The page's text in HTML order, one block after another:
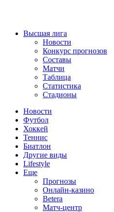
Высшая лига
Новости
Конкурс прогнозов
Составы
Матчи
Таблица
Статистика
Стадионы
Новости
Футбол
Хоккей
Теннис
Биатлон
Другие виды
Lifestyle
Еще
Прогнозы
Онлайн-казино
Betera
Матч-центр